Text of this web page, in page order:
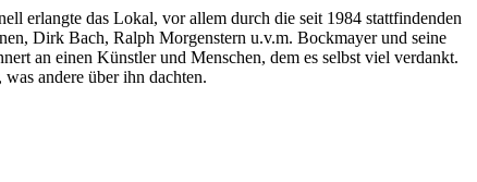
erlangte das Lokal, vor allem durch die seit 1984 stattfindenden
Dirk Bach, Ralph Morgenstern u.v.m. Bockmayer und seine
an einen Künstler und Menschen, dem es selbst viel verdankt.
andere über ihn dachten.